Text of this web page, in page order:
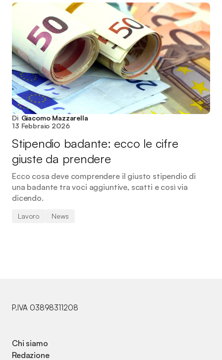
Di Giacomo Mazzarella
13 Febbraio 2026
Stipendio badante: ecco le cifre
giuste da prendere
Ecco cosa deve comprendere il giusto stipendio di
una badante tra voci aggiuntive, scatti e così via
dicendo.
Lavoro News
P.IVA 03898311208
Chi siamo
Redazione